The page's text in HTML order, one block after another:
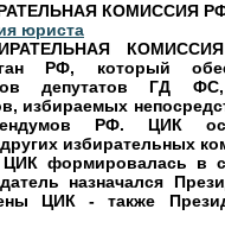
КОМИССИЯ
юриста
РФ, который
депутатов ГД
избираемых
РФ. ЦИК
избирательных
формировалась в
назначался
ЦИК - также